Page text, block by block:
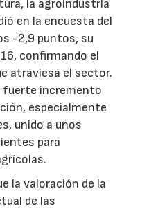
la agroindustria
en la encuesta del
-2,9 puntos, su
confirmando el
atraviesa el sector.
fuerte incremento
especialmente
unido a unos
para
la valoración de la
de las